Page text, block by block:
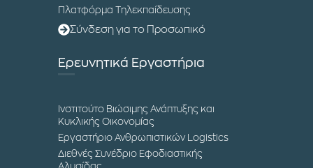
Πλατφόρμα Τηλεκπαίδευσης
Σύνδεση για το Προσωπικό
Ερευνητικά Εργαστήρια
Ινστιτούτο Βιώσιμης Ανάπτυξης και
Κυκλικής Οικονομίας
Εργαστήριο Ανθρωπιστικών Logistics
Διεθνές Συνέδριο Εφοδιαστικής
Αλυσίδας